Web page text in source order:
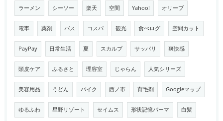
ラーメン シーソー 楽天 空間 Yahoo! オリーブ
電車 薬剤 バス コスパ 観光 食べログ 空間カット
PayPay 日常生活 夏 スカルプ サッパリ 爽快感
頭皮ケア ふるさと 理容室 じゃらん 人気シリーズ
美容用品 うどん バイク 西ノ市 育毛剤 Googleマップ
ゆるふわ 星野リゾート セイムス 形状記憶パーマ 白髪